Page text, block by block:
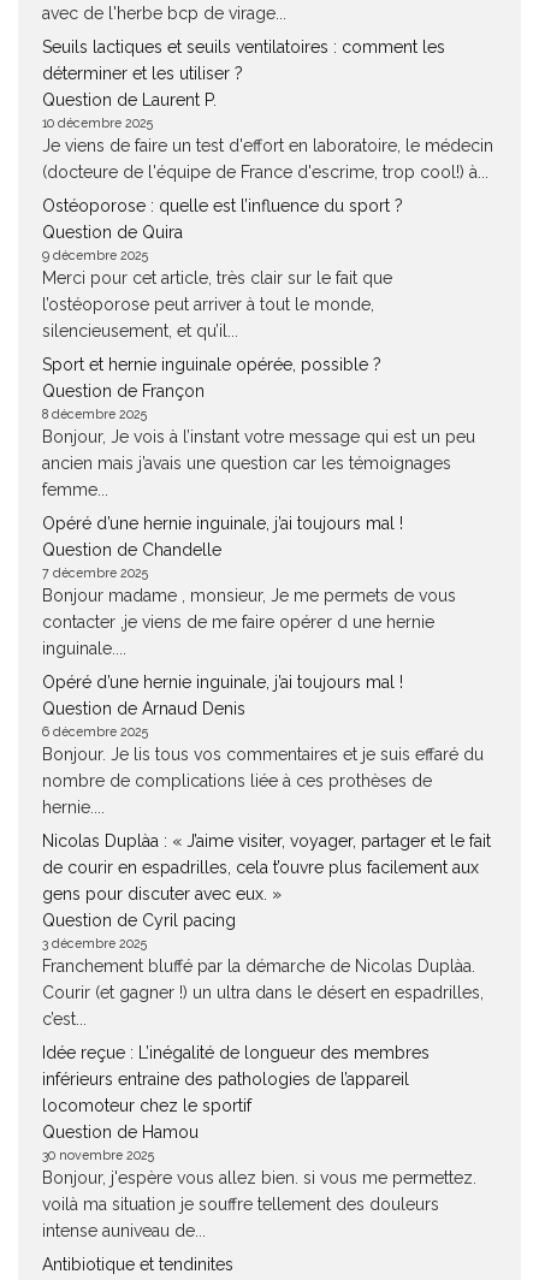
avec de l'herbe bcp de virage...
Seuils lactiques et seuils ventilatoires : comment les
déterminer et les utiliser ?
Question de Laurent P.
10 décembre 2025
Je viens de faire un test d'effort en laboratoire, le médecin
(docteure de l'équipe de France d'escrime, trop cool!) à...
Ostéoporose : quelle est l’influence du sport ?
Question de Quira
9 décembre 2025
Merci pour cet article, très clair sur le fait que
l’ostéoporose peut arriver à tout le monde,
silencieusement, et qu’il...
Sport et hernie inguinale opérée, possible ?
Question de Françon
8 décembre 2025
Bonjour, Je vois à l’instant votre message qui est un peu
ancien mais j’avais une question car les témoignages
femme...
Opéré d’une hernie inguinale, j’ai toujours mal !
Question de Chandelle
7 décembre 2025
Bonjour madame , monsieur, Je me permets de vous
contacter ,je viens de me faire opérer d une hernie
inguinale....
Opéré d’une hernie inguinale, j’ai toujours mal !
Question de Arnaud Denis
6 décembre 2025
Bonjour. Je lis tous vos commentaires et je suis effaré du
nombre de complications liée à ces prothèses de
hernie....
Nicolas Duplàa : « J’aime visiter, voyager, partager et le fait
de courir en espadrilles, cela t’ouvre plus facilement aux
gens pour discuter avec eux. »
Question de Cyril pacing
3 décembre 2025
Franchement bluffé par la démarche de Nicolas Duplàa.
Courir (et gagner !) un ultra dans le désert en espadrilles,
c’est...
Idée reçue : L’inégalité de longueur des membres
inférieurs entraine des pathologies de l’appareil
locomoteur chez le sportif
Question de Hamou
30 novembre 2025
Bonjour, j'espère vous allez bien. si vous me permettez.
voilà ma situation je souffre tellement des douleurs
intense auniveau de...
Antibiotique et tendinites